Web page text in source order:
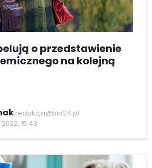
o przedstawienie
na kolejną
redakcja@bia24.pl
15:43